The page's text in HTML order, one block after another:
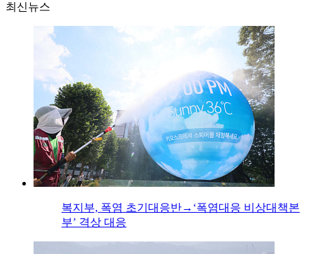
최신뉴스
복지부, 폭염 초기대응반→‘폭염대응 비상대책본
부’ 격상 대응